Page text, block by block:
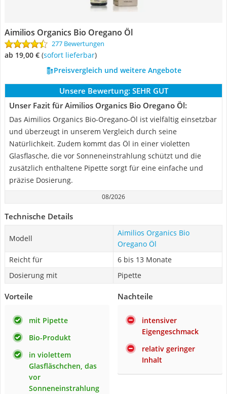
Aimilios Organics Bio Oregano Öl
277 Bewertungen
ab 19,00 € ( Sofort lieferbar)
Preisvergleich und weitere Angebote
Unsere Bewertung: SEHR GUT
Unser Fazit für Aimilios Organics Bio Oregano Öl:
Das Aimilios Organics Bio-Oregano-Öl ist vielfältig einsetzbar
und überzeugt in unserem Vergleich durch seine
Natürlichkeit. Zudem kommt das Öl in einer violetten
Glasflasche, die vor Sonneneinstrahlung schützt und die
zusätzlich enthaltene Pipette sorgt für eine einfache und
präzise Dosierung.
08/2026
Technische Details
Modell
Aimilios Organics Bio
Oregano Öl
Reicht für
6 bis 13 Monate
Dosierung mit
Pipette
Vorteile
mit Pipette
Bio-Produkt
in violettem
Glasfläschchen, das
vor
Sonneneinstrahlung
Nachteile
intensiver
Eigengeschmack
relativ geringer
Inhalt